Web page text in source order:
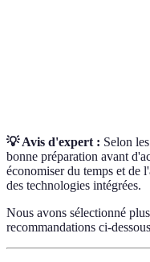
💡 Avis d'expert : Selon
bonne préparation avant
économiser du temps et de
des technologies intégrées.
Nous avons sélectionné
recommandations ci-